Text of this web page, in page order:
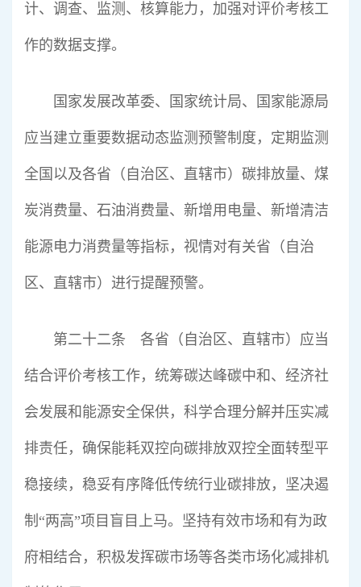
计、调查、监测、核算能力，加强对评价考核工
作的数据支撑。
国家发展改革委、国家统计局、国家能源局
应当建立重要数据动态监测预警制度，定期监测
全国以及各省（自治区、直辖市）碳排放量、煤
炭消费量、石油消费量、新增用电量、新增清洁
能源电力消费量等指标，视情对有关省（自治
区、直辖市）进行提醒预警。
第二十二条 各省（自治区、直辖市）应当
结合评价考核工作，统筹碳达峰碳中和、经济社
会发展和能源安全保供，科学合理分解并压实减
排责任，确保能耗双控向碳排放双控全面转型平
稳接续，稳妥有序降低传统行业碳排放，坚决遏
制“两高”项目盲目上马。坚持有效市场和有为政
府相结合，积极发挥碳市场等各类市场化减排机